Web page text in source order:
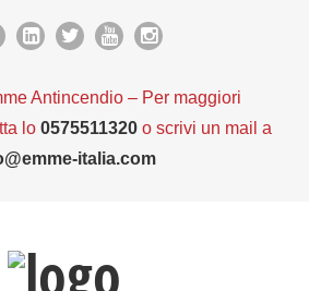
Antincendio – Per maggiori
lo 0575511320 o scrivi un mail a
italia.com